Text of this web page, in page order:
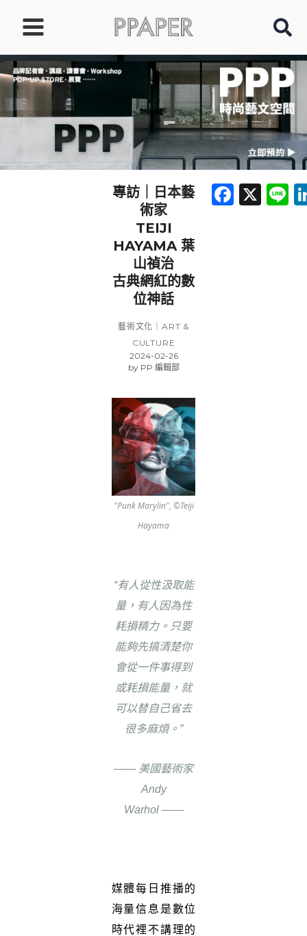
要
內
專訪｜日本藝
術家
TEIJI
HAYAMA 葉
山禎治
古典網紅的數
位神話
藝術文化｜ART &
CULTURE
2024-02-26
byPP 編輯部
"Punk Marylin", ©Teiji
Hayama
“有人從性汲取能
量，有人因為性
耗損精力。只要
能夠先搞清楚你
會從一件事得到
或耗損能量，就
可以替自己省去
很多麻煩。”
—— 美國藝術家
Andy
Warhol ——
媒體每日推播的
海量信息是數位
時代裡不講理的
X